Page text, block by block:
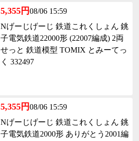
5,355円08/06 15:59
Nげーじげーじ 鉄道これくしょん 銚
子電気鉄道22000形 (22007編成) 2両
せっと 鉄道模型 TOMIX とみーてっ
く 332497
5,355円08/06 15:59
Nげーじげーじ 鉄道これくしょん 銚
子電気鉄道2000形 ありがとう2001編